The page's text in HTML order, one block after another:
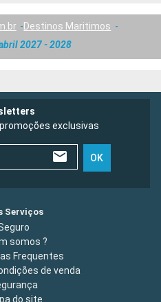
Destinos Maritimos
2027 - 2028
exclusivas
OK
Serviços
somos ?
Frequentes
de venda
do site